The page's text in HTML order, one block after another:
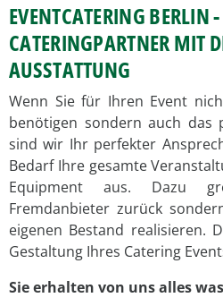
EVENTCATERING BERLIN
CATERINGPARTNER MIT
AUSSTATTUNG
Wenn Sie für Ihren Event
benötigen sondern auch das
sind wir Ihr perfekter
Bedarf Ihre gesamte
Equipment aus. Dazu
Fremdanbieter zurück
eigenen Bestand realisieren.
Gestaltung Ihres Catering
Sie erhalten von uns alles